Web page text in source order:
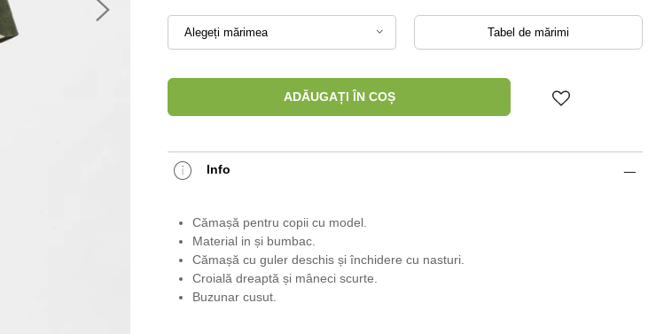
Alegeți mărimea Tabel de mărimi
ADĂUGAȚI ÎN COȘ
Info
Cămașă pentru copii cu model.
Material in și bumbac.
Cămașă cu guler deschis și închidere cu nasturi.
Croială dreaptă și mâneci scurte.
Buzunar cusut.